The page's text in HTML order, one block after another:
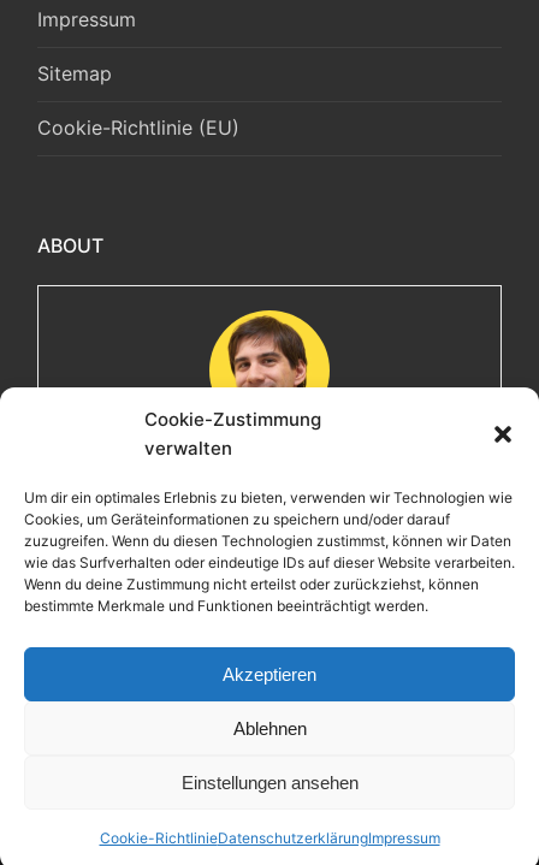
Cookie-Zustimmung
verwalten
Um dir ein optimales Erlebnis zu bieten, verwenden wir Technologien wie
Cookies, um Geräteinformationen zu speichern und/oder darauf
zuzugreifen. Wenn du diesen Technologien zustimmst, können wir Daten
wie das Surfverhalten oder eindeutige IDs auf dieser Website verarbeiten.
Wenn du deine Zustimmung nicht erteilst oder zurückziehst, können
bestimmte Merkmale und Funktionen beeinträchtigt werden.
Akzeptieren
Ablehnen
Einstellungen ansehen
Cookie-RichtlinieDatenschutzerklärungImpressum
Impressum
Sitemap
Cookie-Richtlinie (EU)
ABOUT
Herzlich willkommen! Ich bin Max, ein Informatiker mit
über 15 Jahren Berufserfahrung. Hier teile ich meine
Leidenschaften, Erlebnisse und Perspektiven. Ich lade
dich ein, gemeinsam mit mir auf eine Entdeckungsreise